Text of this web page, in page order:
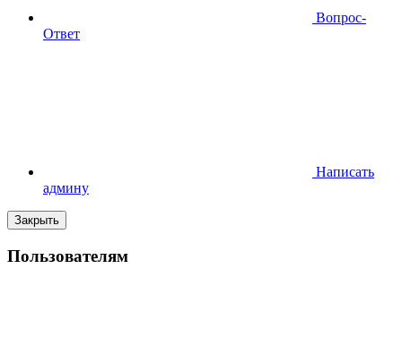
Вопрос-
Ответ
Написать
админу
Закрыть
Пользователям